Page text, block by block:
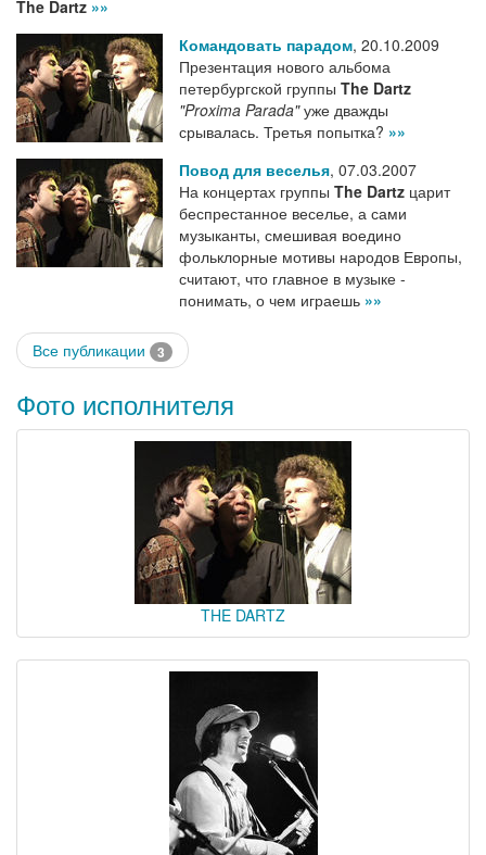
The Dartz »»
Командовать парадом, 20.10.2009
Презентация нового альбома
петербургской группы The Dartz
"Proxima Parada"уже дважды
срывалась. Третья попытка? »»
Повод для веселья, 07.03.2007
На концертах группы The Dartz царит
беспрестанное веселье, а сами
музыканты, смешивая воедино
фольклорные мотивы народов Европы,
считают, что главное в музыке -
понимать, о чем играешь »»
Все публикации 3
Фото исполнителя
THE DARTZ